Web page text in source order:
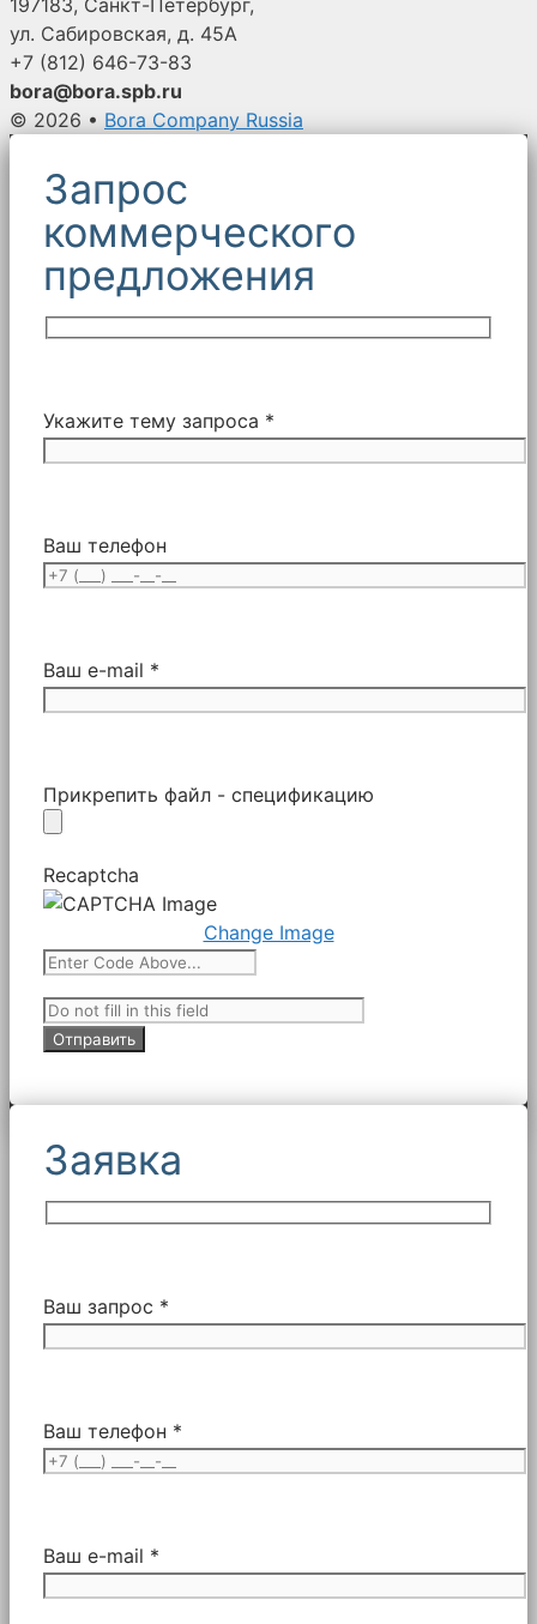
ул. Сабировская, д. 45А
+7 (812) 646-73-83
bora@bora.spb.ru
© 2026 • Bora Company Russia
Запрос
коммерческого
предложения
Укажите тему запроса *
Ваш телефон
Ваш e-mail *
Прикрепить файл - спецификацию
Recaptcha
Change Image
Заявка
Ваш запрос *
Ваш телефон *
Ваш e-mail *